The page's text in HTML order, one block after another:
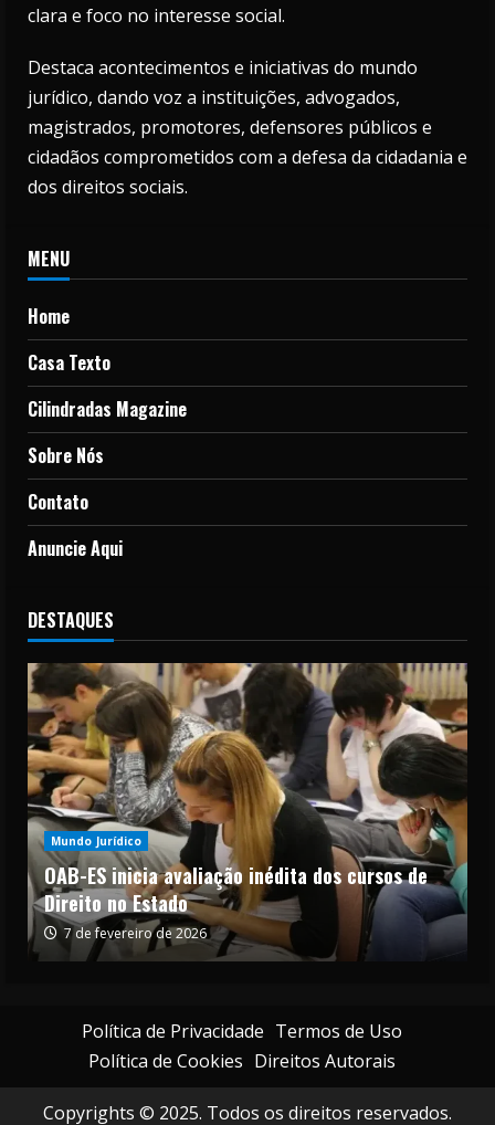
clara e foco no interesse social.
Destaca acontecimentos e iniciativas do mundo
jurídico, dando voz a instituições, advogados,
magistrados, promotores, defensores públicos e
cidadãos comprometidos com a defesa da cidadania e
dos direitos sociais.
MENU
Home
Casa Texto
Cilindradas Magazine
Sobre Nós
Contato
Anuncie Aqui
DESTAQUES
Mundo Jurídico
OAB-ES inicia avaliação inédita dos cursos de
Direito no Estado
7 de fevereiro de 2026
Política de Privacidade Termos de Uso
Política de Cookies Direitos Autorais
Copyrights © 2025. Todos os direitos reservados.